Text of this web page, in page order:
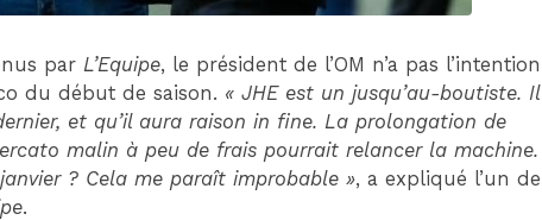
par L’Equipe, le président de l’OM n’a pas l’intention
du début de saison. « JHE est un jusqu’au-boutiste. Il
et qu’il aura raison in fine. La prolongation de
malin à peu de frais pourrait relancer la machine.
? Cela me paraît improbable », a expliqué l’un de
.